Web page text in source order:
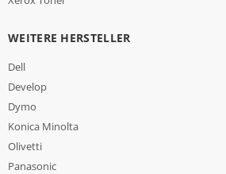
WEITERE HERSTELLER
Dell
Develop
Dymo
Konica Minolta
Olivetti
Panasonic